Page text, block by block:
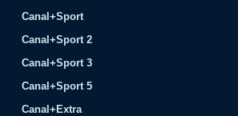
Canal+Sport
Canal+Sport 2
Canal+Sport 3
Canal+Sport 5
Canal+Extra